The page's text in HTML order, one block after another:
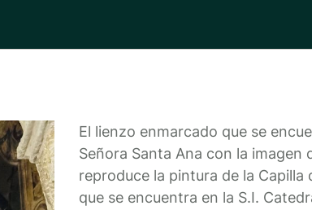
El lienzo enmarcado que se
Señora Santa Ana con la imagen
reproduce la pintura de la
que se encuentra en la S.I.